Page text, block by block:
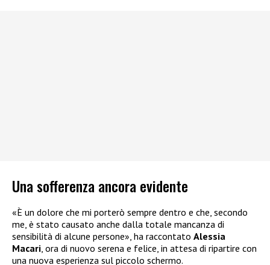
Una sofferenza ancora evidente
«È un dolore che mi porterò sempre dentro e che, secondo
me, è stato causato anche dalla totale mancanza di
sensibilità di alcune persone», ha raccontato Alessia
Macari , ora di nuovo serena e felice, in attesa di ripartire con
una nuova esperienza sul piccolo schermo.